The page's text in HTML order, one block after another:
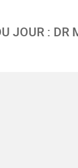
JOUR : DR